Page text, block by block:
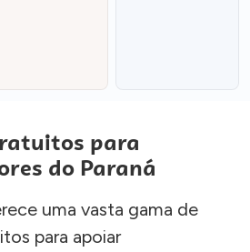
para
do Paraná
uma vasta gama de
para apoiar